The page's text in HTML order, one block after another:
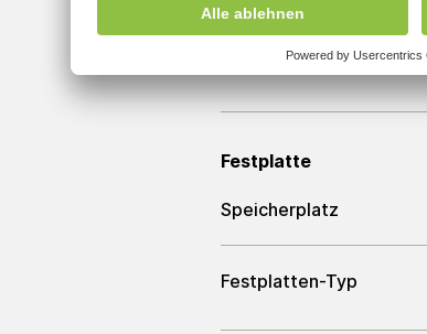
Arbeitsspeicher
Arbeitsspeicher
Festplatte
Speicherplatz
Festplatten-Typ